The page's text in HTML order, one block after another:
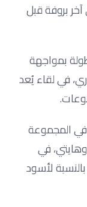
آخر بروفة قبل
بمواجهة
يوم 14 يونيو الجاري، في لقاء يُعد
المجموعة
وهايتي، في
لأسود